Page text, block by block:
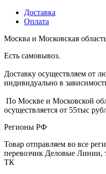
Доставка
Оплата
Москва и Московская
Есть самовывоз.
Доставку осуществляем от
индивидуально в
По Москве и Московской
осуществляется от 55тыс
Регионы РФ
Товар отправляем во все
перевозчик Деловые Линии,
ТК